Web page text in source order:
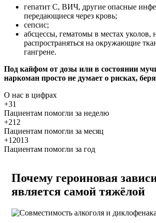
гепатит С, ВИЧ, другие опасные
передающиеся через кровь;
сепсис;
абсцессы, гематомы в местах уколов,
распространяться на окружающие
гангрене.
Под кайфом от дозы или в состоянии
наркоман просто не думает о рисках,
О нас в цифрах
+31
Пациентам помогли за неделю
+212
Пациентам помогли за месяц
+12013
Пациентам помогли за год
Почему героиновая
является самой тяжёлой